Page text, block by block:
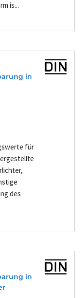
is...
in
für
des
in